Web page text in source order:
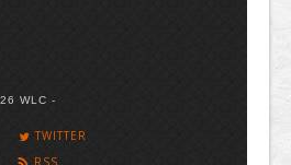
WLC -
TWITTER
RSS